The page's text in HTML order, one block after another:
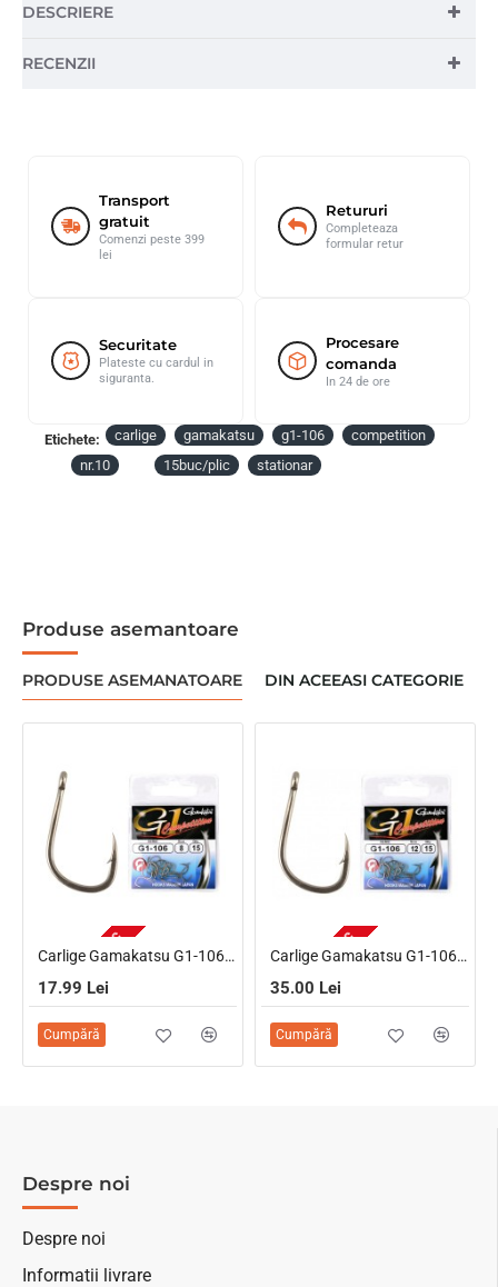
DESCRIERE
RECENZII
Transport
gratuit
Comenzi peste 399
lei
Retururi
Completeaza
formular retur
Securitate
Plateste cu cardul in
siguranta.
Procesare
comanda
In 24 de ore
Etichete: carlige gamakatsu g1-106
competition
nr.10
15buc/plic stationar
Produse asemantoare
PRODUSE ASEMANATOARE DIN ACEEASI CATEGORIE
NU ESTE IN STOC Carlige Gamakatsu G1-106 Competition, Nr.8, 15Buc/plic
17.99 Lei
Cumpără
NU ESTE IN STOC Carlige Gamakatsu G1-106 Competition, Nr.12, 15Buc/plic
35.00 Lei
Cumpără
Despre noi
Despre noi
Informatii livrare